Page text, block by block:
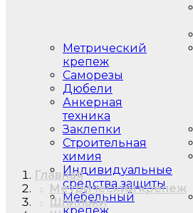
Метрический
крепеж
Саморезы
Дюбели
Анкерная
техника
Заклепки
Строительная
химия
Индивидуальные
средства защиты
Мебельный
Главная
Метрический крепеж
Шпильки